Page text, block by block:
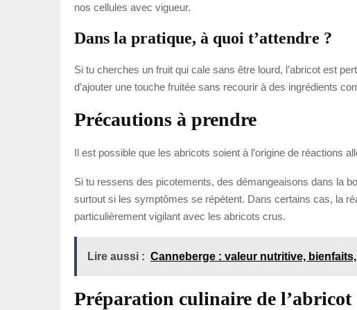
nos cellules avec vigueur.
Dans la pratique, à quoi t’attendre ?
Si tu cherches un fruit qui cale sans être lourd, l’abricot est
d’ajouter une touche fruitée sans recourir à des ingrédients
Précautions à prendre
Il est possible que les abricots soient à l’origine de réactions
Si tu ressens des picotements, des démangeaisons dans la
surtout si les symptômes se répètent. Dans certains cas, la
particulièrement vigilant avec les abricots crus.
Lire aussi : Canneberge : valeur nutritive,
Préparation culinaire de l’abricot